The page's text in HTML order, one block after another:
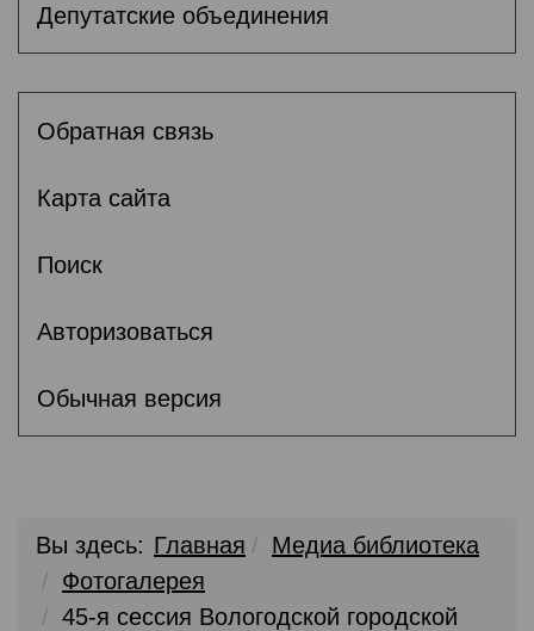
Депутатские объединения
Обратная связь
Карта сайта
Поиск
Авторизоваться
Обычная версия
Вы здесь: Главная
Медиа библиотека
Фотогалерея
45-я сессия Вологодской городской